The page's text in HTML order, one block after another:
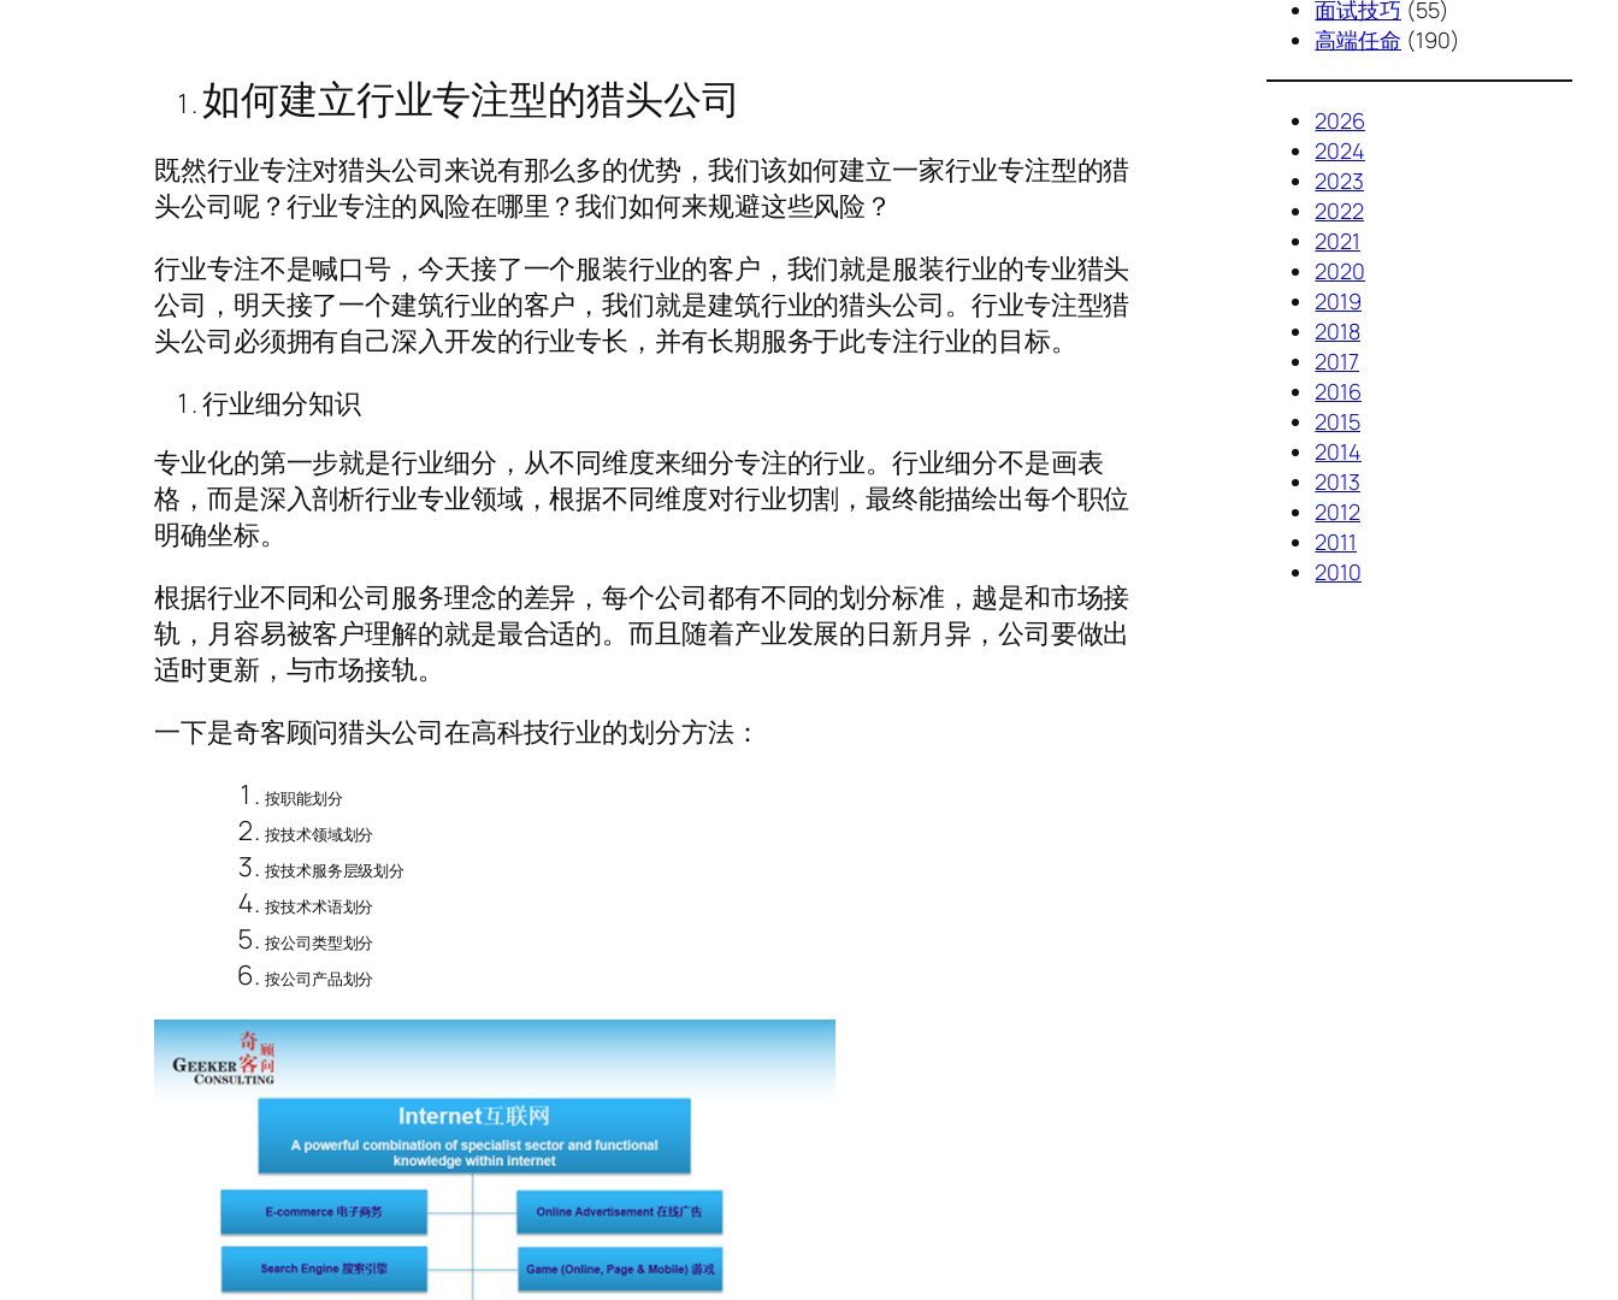
如何建立行业专注型的猎头公司
既然行业专注对猎头公司来说有那么多的优势，我们该如何建立一家行业专注型的猎
头公司呢？行业专注的风险在哪里？我们如何来规避这些风险？
行业专注不是喊口号，今天接了一个服装行业的客户，我们就是服装行业的专业猎头
公司，明天接了一个建筑行业的客户，我们就是建筑行业的猎头公司。行业专注型猎
头公司必须拥有自己深入开发的行业专长，并有长期服务于此专注行业的目标。
行业细分知识
专业化的第一步就是行业细分，从不同维度来细分专注的行业。行业细分不是画表
格，而是深入剖析行业专业领域，根据不同维度对行业切割，最终能描绘出每个职位
明确坐标。
根据行业不同和公司服务理念的差异，每个公司都有不同的划分标准，越是和市场接
轨，月容易被客户理解的就是最合适的。而且随着产业发展的日新月异，公司要做出
适时更新，与市场接轨。
一下是奇客顾问猎头公司在高科技行业的划分方法：
按职能划分
按技术领域划分
按技术服务层级划分
按技术术语划分
按公司类型划分
按公司产品划分
面试技巧 (55)
高端任命 (190)
2026
2024
2023
2022
2021
2020
2019
2018
2017
2016
2015
2014
2013
2012
2011
2010